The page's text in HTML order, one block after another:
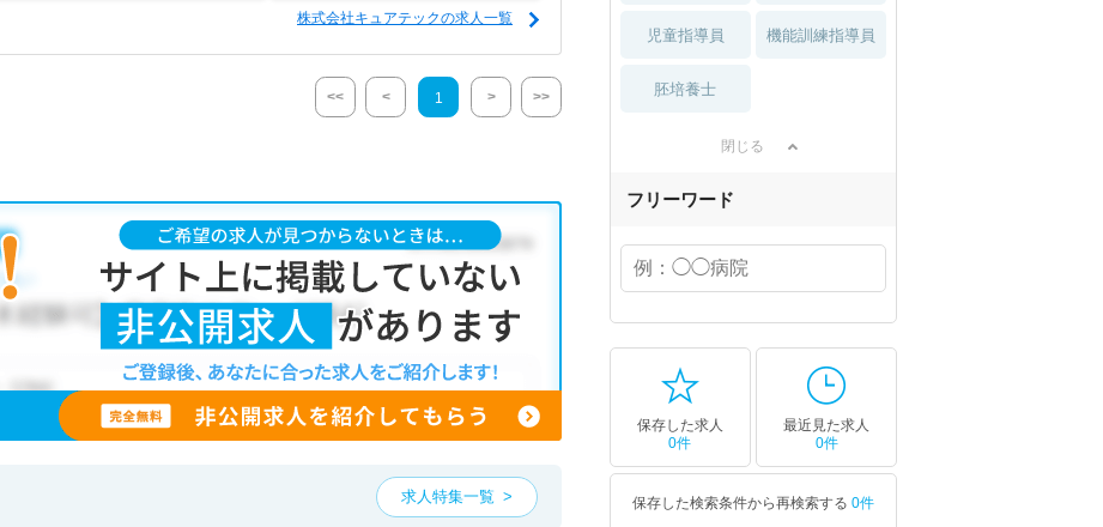
株式会社キュアテックの求人一覧
<< < 1 > >>
求人特集一覧
児童指導員 機能訓練指導員
胚培養士
閉じる
フリーワード
保存した求人
0件
最近見た求人
0件
保存した検索条件から再検索する 0件